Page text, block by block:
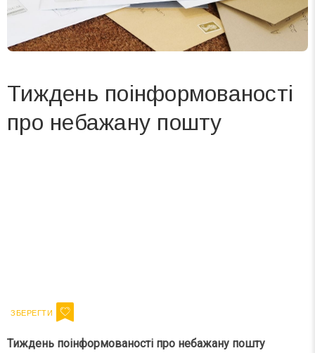
Тиждень поінформованості
про небажану пошту
Тиждень поінформованості про небажану пошту